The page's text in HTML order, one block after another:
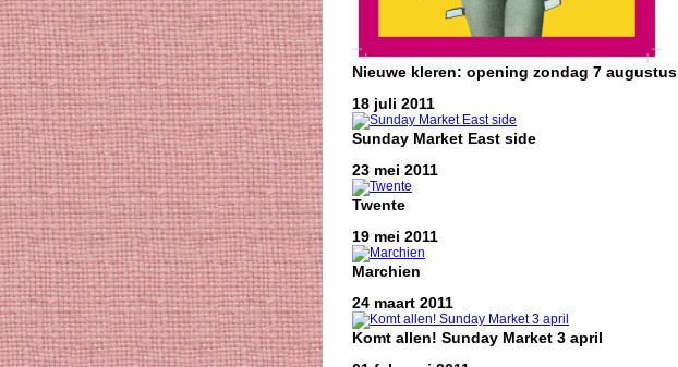
Nieuwe kleren: opening zondag 7 augustus
18 juli 2011
Sunday Market East side
23 mei 2011
Twente
19 mei 2011
Marchien
24 maart 2011
Komt allen! Sunday Market 3 april